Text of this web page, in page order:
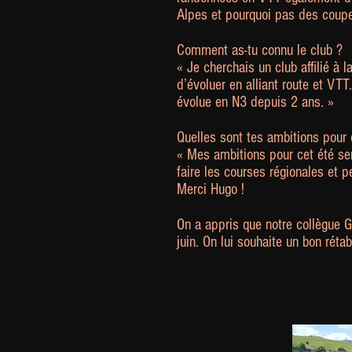
Alpes et pourquoi pas des
Comment as-tu connu le club ?
« Je cherchais un club affilié à
d’évoluer en alliant route et
évolue en N3 depuis 2 ans. »
Quelles sont tes ambitions
« Mes ambitions pour cet été
faire les courses régionales et
Merci Hugo !
On a appris que notre collègue
juin. On lui souhaite un bon